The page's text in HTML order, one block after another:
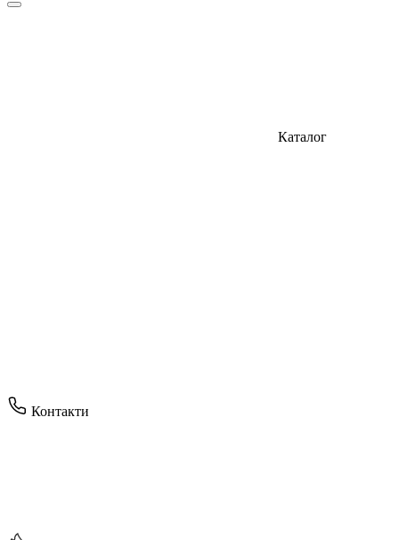
Каталог
Контакти